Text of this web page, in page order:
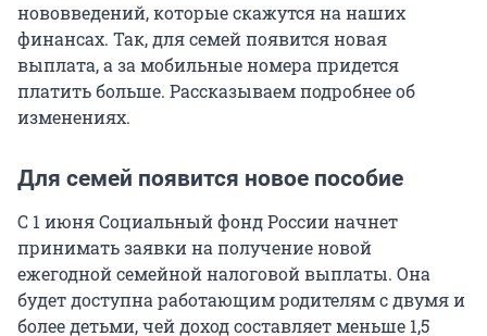
нововведений, которые скажутся на наших
финансах. Так, для семей появится новая
выплата, а за мобильные номера придется
платить больше. Рассказываем подробнее об
изменениях.
Для семей появится новое пособие
С 1 июня Социальный фонд России начнет
принимать заявки на получение новой
ежегодной семейной налоговой выплаты. Она
будет доступна работающим родителям с двумя и
более детьми, чей доход составляет меньше 1,5